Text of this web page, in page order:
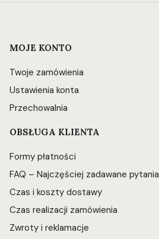
Linki w stopce
MOJE KONTO
Twoje zamówienia
Ustawienia konta
Przechowalnia
OBSŁUGA KLIENTA
Formy płatności
FAQ – Najczęściej zadawane pytania
Czas i koszty dostawy
Czas realizacji zamówienia
Zwroty i reklamacje